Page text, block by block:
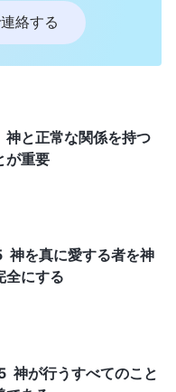
絡する
神と正常な関係を持つ
が重要
神を真に愛する者を神
全にする
神が行うすべてのこと